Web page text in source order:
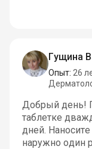
Гущина
Опыт: 26
Добрый день!
таблетке
дней.
наружно один